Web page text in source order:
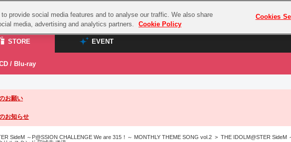
プレミアム会員と
STORE EVENT
STORE
ASOBI STORE TOP
グッズ
EVENT
ASOBI STAGE
/ Blu-ray
ラブライブ！サンシャイン‼
ラブライブ！虹ヶ咲学園スクールアイドル同好会
お願い
お知らせ
SideM ～P@SSION CHALLENGE We are 315！～ MONTHLY THEME SONG vol.2 > THE IDOLM@STER SideM
provide social media features and to analyse our traffic. We also share
media, advertising and analytics partners.
Cookie Policy
Cookies